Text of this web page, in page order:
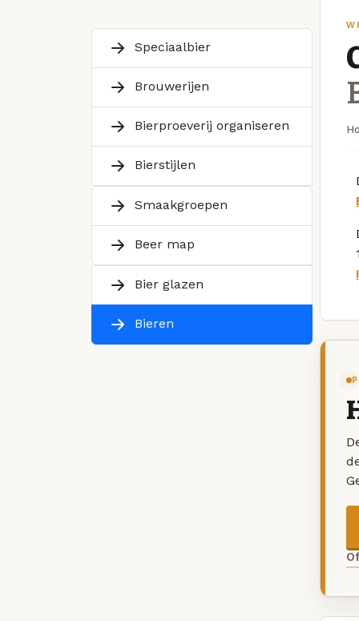
Speciaalbier
Brouwerijen
Bierproeverij organiseren
Bierstijlen
Smaakgroepen
Beer map
Bier glazen
Bieren